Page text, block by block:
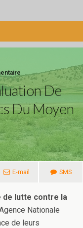
De
Du Moyen
E-mail SMS
de lutte contre la
Nationale
de leurs